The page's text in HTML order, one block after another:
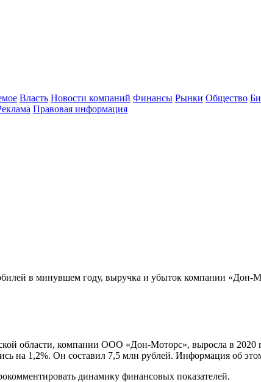
Власть Новости компаний Финансы Рынки Общество
Правовая информация
в минувшем году, выручка и убыток компании «Дон-
области, компании ООО «Дон-Моторс», выросла в
на 1,2%. Он составил 7,5 млн рублей. Информация об
динамику финансовых показателей.